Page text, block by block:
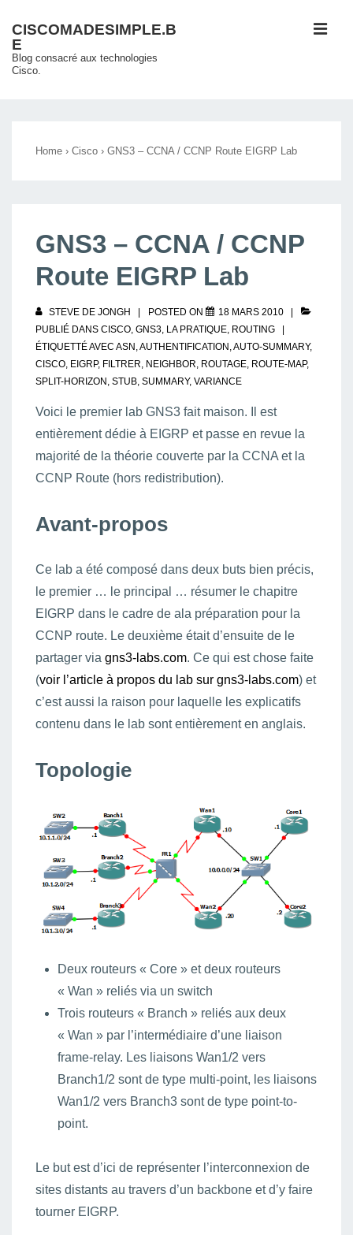
passer
au
contenu
CISCOMADESIMPLE.B
E
Blog consacré aux technologies
Cisco.
Home › Cisco › GNS3 – CCNA / CCNP Route EIGRP Lab
GNS3 – CCNA / CCNP
Route EIGRP Lab
STEVE DE JONGH POSTED ON
18 MARS 2010
PUBLIÉ DANS CISCO, GNS3, LA PRATIQUE, ROUTING
ÉTIQUETTÉ AVEC ASN ,AUTHENTIFICATION ,AUTO-SUMMARY,
CISCO, EIGRP, FILTRER, NEIGHBOR, ROUTAGE, ROUTE-MAP,
SPLIT-HORIZON , STUB, SUMMARY, VARIANCE
Voici le premier lab GNS3 fait maison. Il est
entièrement dédie à EIGRP et passe en revue la
majorité de la théorie couverte par la CCNA et la
CCNP Route (hors redistribution).
Avant-propos
Ce lab a été composé dans deux buts bien précis,
le premier … le principal … résumer le chapitre
EIGRP dans le cadre de ala préparation pour la
CCNP route. Le deuxième était d’ensuite de le
partager via gns3-labs.com. Ce qui est chose faite
(voir l’article à propos du lab sur gns3-labs.com) et
c’est aussi la raison pour laquelle les explicatifs
contenu dans le lab sont entièrement en anglais.
Topologie
Deux routeurs « Core » et deux routeurs
« Wan » reliés via un switch
Trois routeurs « Branch » reliés aux deux
« Wan » par l’intermédiaire d’une liaison
frame-relay. Les liaisons Wan1/2 vers
Branch1/2 sont de type multi-point, les liaisons
Wan1/2 vers Branch3 sont de type point-to-
point.
Le but est d’ici de représenter l’interconnexion de
sites distants au travers d’un backbone et d’y faire
tourner EIGRP.